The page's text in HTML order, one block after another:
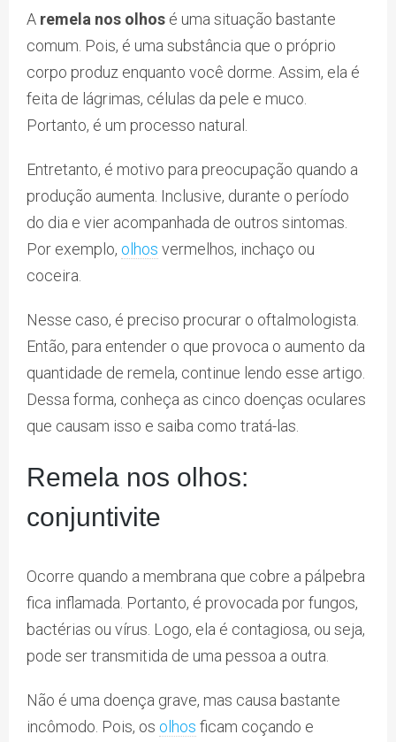
A remela nos olhos é uma situação bastante
comum. Pois, é uma substância que o próprio
corpo produz enquanto você dorme. Assim, ela é
feita de lágrimas, células da pele e muco.
Portanto, é um processo natural.
Entretanto, é motivo para preocupação quando a
produção aumenta. Inclusive, durante o período
do dia e vier acompanhada de outros sintomas.
Por exemplo, olhos vermelhos, inchaço ou
coceira.
Nesse caso, é preciso procurar o oftalmologista.
Então, para entender o que provoca o aumento da
quantidade de remela, continue lendo esse artigo.
Dessa forma, conheça as cinco doenças oculares
que causam isso e saiba como tratá-las.
Remela nos olhos:
conjuntivite
Ocorre quando a membrana que cobre a pálpebra
fica inflamada. Portanto, é provocada por fungos,
bactérias ou vírus. Logo, ela é contagiosa, ou seja,
pode ser transmitida de uma pessoa a outra.
Não é uma doença grave, mas causa bastante
incômodo. Pois, os olhos ficam coçando e